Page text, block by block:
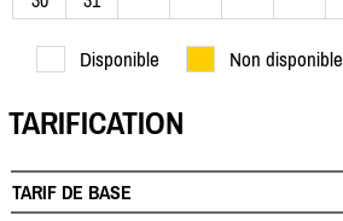
Disponible Non disponible
TARIFICATION
TARIF DE BASE